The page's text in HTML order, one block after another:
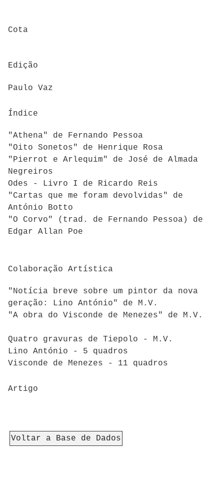
Cota
Edição
Paulo Vaz
Índice
"Athena" de Fernando Pessoa
"Oito Sonetos" de Henrique Rosa
"Pierrot e Arlequim" de José de Almada
Negreiros
Odes - Livro I de Ricardo Reis
"Cartas que me foram devolvidas" de
António Botto
"O Corvo" (trad. de Fernando Pessoa) de
Edgar Allan Poe
Colaboração Artística
"Notícia breve sobre um pintor da nova
geração: Lino António" de M.V.
"A obra do Visconde de Menezes" de M.V.
Quatro gravuras de Tiepolo - M.V.
Lino António - 5 quadros
Visconde de Menezes - 11 quadros
Artigo
Voltar a Base de Dados